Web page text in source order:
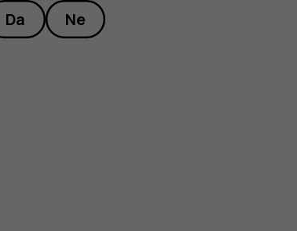
Da Ne